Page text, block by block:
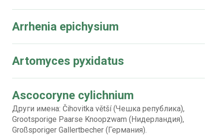
Arrhenia epichysium
Artomyces pyxidatus
Ascocoryne cylichnium
Други имена: Čihovitka větší (Чешка република),
Grootsporige Paarse Knoopzwam (Нидерландия),
Großsporiger Gallertbecher (Германия).